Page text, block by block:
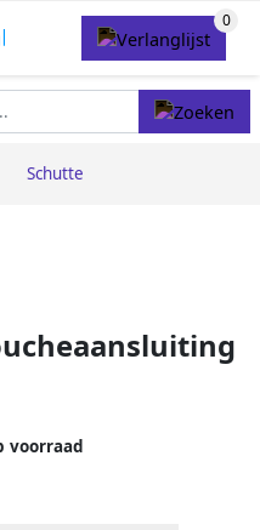
Schutte
voorraad